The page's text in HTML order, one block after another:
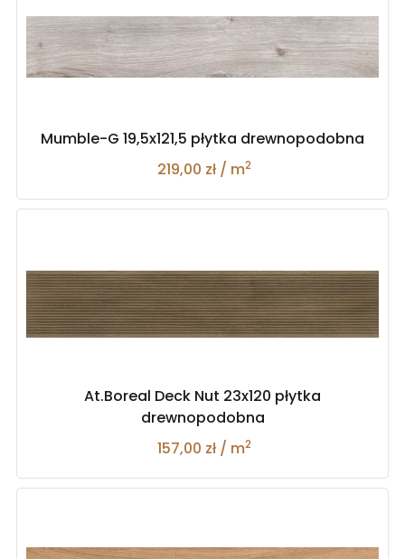
Mumble-G 19,5x121,5 płytka drewnopodobna
219,00 zł / m2
At.Boreal Deck Nut 23x120 płytka
drewnopodobna
157,00 zł / m2